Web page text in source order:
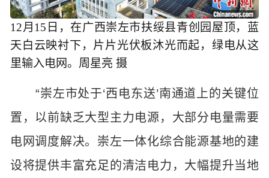
12月15日，在广西崇左市扶绥县青创园屋顶，蓝
天白云映衬下，片片光伏板沐光而起，绿电从这
里输入电网。周星亮 摄
“崇左市处于‘西电东送’南通道上的关键位
置，以前缺乏大型主力电源，大部分电量需要
电网调度解决。崇左一体化综合能源基地的建
设将提供丰富充足的清洁电力，大幅提升当地